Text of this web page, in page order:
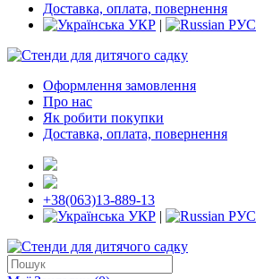
Доставка, оплата, повернення
УКР | РУС
Оформлення замовлення
Про нас
Як робити покупки
Доставка, оплата, повернення
+38(063)13-889-13
УКР | РУС